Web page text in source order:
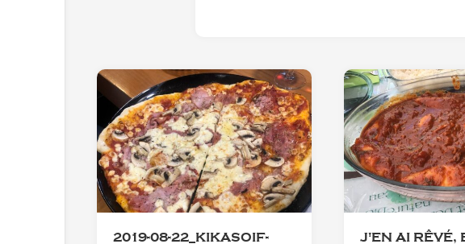
2019-08-22_KIKASOIF-
J'EN AI RÊVÉ,